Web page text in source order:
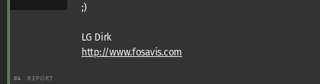
;)
LG Dirk
http://www.fosavis.com
#4 REPORT